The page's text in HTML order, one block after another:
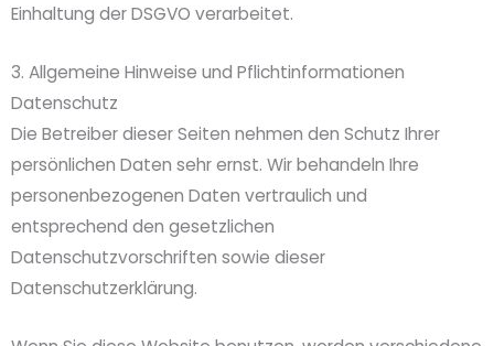
Einhaltung der DSGVO verarbeitet.
3. Allgemeine Hinweise und Pflicht­informationen
Datenschutz
Die Betreiber dieser Seiten nehmen den Schutz Ihrer
persönlichen Daten sehr ernst. Wir behandeln Ihre
personenbezogenen Daten vertraulich und
entsprechend den gesetzlichen
Datenschutzvorschriften sowie dieser
Datenschutzerklärung.